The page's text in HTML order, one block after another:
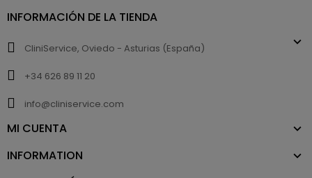
INFORMACIÓN DE LA TIENDA
CliniService, Oviedo - Asturias (España)
+34 626 89 11 20
info@cliniservice.com
MI CUENTA
INFORMATION